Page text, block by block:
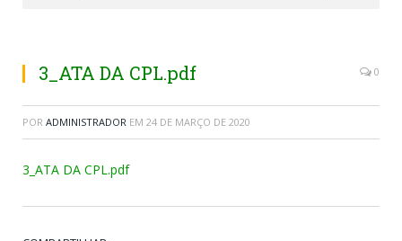
3_ATA DA CPL.pdf 0
POR ADMINISTRADOR EM 24 DE MARÇO DE 2020
3_ATA DA CPL.pdf